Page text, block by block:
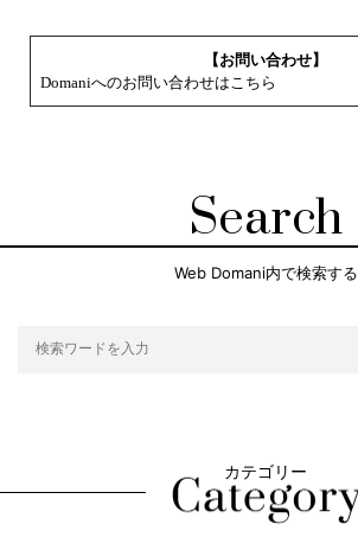
【お問い合わせ】
Domaniへのお問い合わせはこちら
Search
Web Domani内で検索する
カテゴリー